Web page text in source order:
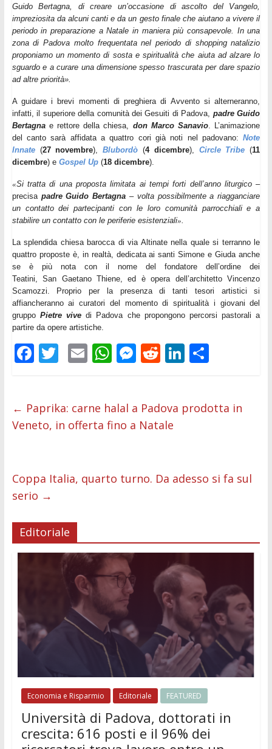
Guido Bertagna, di creare un’occasione di ascolto del Vangelo,
impreziosita da alcuni canti e da un gesto finale che aiutano a vivere il
periodo in preparazione a Natale in maniera più consapevole. In una
zona di Padova molto frequentata nel periodo di shopping natalizio
proponiamo un momento di sosta e spiritualità che aiuta ad alzare lo
sguardo e a curare una dimensione spesso trascurata per dare spazio
ad altre priorità».
A guidare i brevi momenti di preghiera di Avvento si alterneranno,
infatti, il superiore della comunità dei Gesuiti di Padova, padre Guido
Bertagnae rettore della chiesa, don MarcoSanavio. L’animazione
del canto sarà affidata a quattro cori già noti nel padovano:Note
Innate(27 novembre),Blubordò (4 dicembre), Circle Tribe (11
dicembre) e Gospel Up(18 dicembre).
«Si tratta di una proposta limitata ai tempi forti dell’anno liturgico–
precisa padre Guido Bertagna – volta possibilmente a riagganciare
un contatto dei partecipanti con le loro comunità parrocchiali e a
stabilire un contatto con le periferie esistenziali».
La splendida chiesa barocca di via Altinate nella quale si terranno le
quattro proposte è, in realtà, dedicata ai santi Simone e Giuda anche
se è più nota con il nome del fondatore dell’ordine dei
Teatini,San GaetanoThiene, ed è opera dell’architetto Vincenzo
Scamozzi. Proprio per la presenza di tanti tesori artistici si
affiancheranno ai curatori del momento di spiritualità i giovani del
gruppo Pietre vive di Padova che propongono percorsi pastorali a
partire da opere artistiche.
F
b
o
k
T
er
E
l
W
s
A
p
M
e
n
er
R
di
t
Li
e
C
di
← Paprika: carne halal a Padova prodotta in
Veneto, in offerta fino a Natale
Coppa Italia, quarto turno. Da adesso si fa sul
serio →
Editoriale
Economia e Risparmio Editoriale FEATURED
Università di Padova, dottorati in
crescita: 616 posti e il 96% dei